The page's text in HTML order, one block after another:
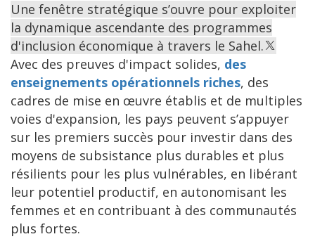
Une fenêtre stratégique s’ouvre pour exploiter
la dynamique ascendante des programmes
d'inclusion économique à travers le Sahel.
Avec des preuves d'impact solides, des
enseignements opérationnels riches, des
cadres de mise en œuvre établis et de multiples
voies d'expansion, les pays peuvent s’appuyer
sur les premiers succès pour investir dans des
moyens de subsistance plus durables et plus
résilients pour les plus vulnérables, en libérant
leur potentiel productif, en autonomisant les
femmes et en contribuant à des communautés
plus fortes.